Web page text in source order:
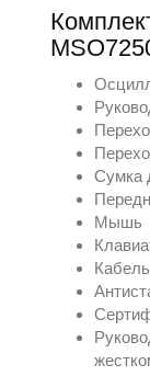
Сумка
Мышь